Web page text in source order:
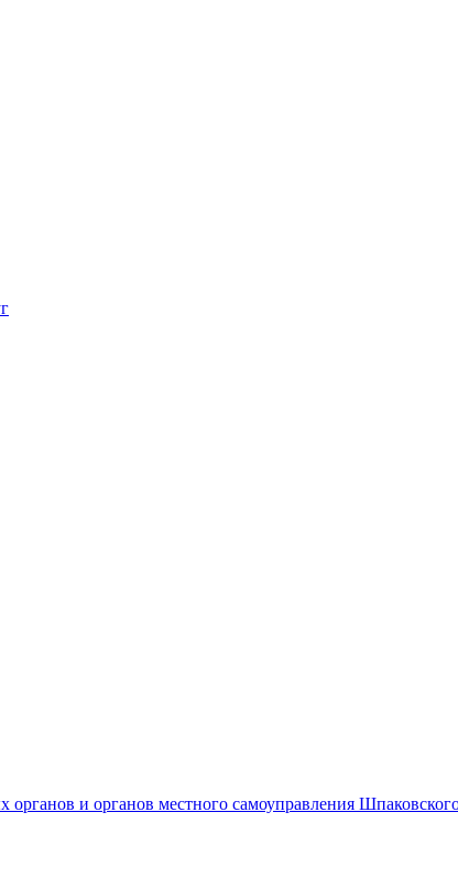
органов и органов местного самоуправления